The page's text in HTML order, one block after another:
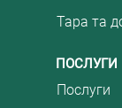
Тара та
Послуги
ПОСЛУГИ